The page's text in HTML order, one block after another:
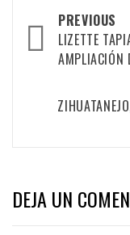
Post
navigation
PREVIOUS
LIZETTE
AMPLIACIÓN
DEJA UN